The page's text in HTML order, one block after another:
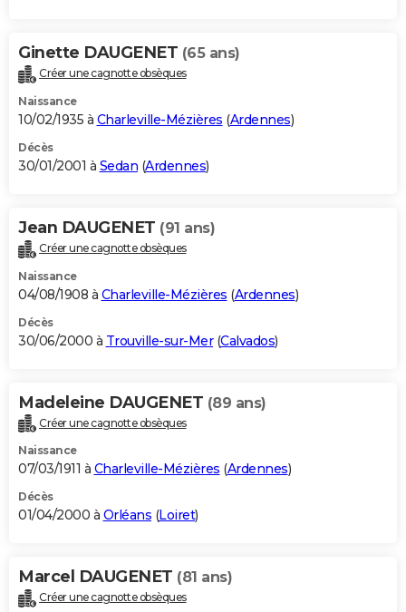
Ginette DAUGENET (65 ans)
Créer une cagnotte obsèques
Naissance
10/02/1935 à Charleville-Mézières (Ardennes)
Décès
30/01/2001 à Sedan (Ardennes)
Jean DAUGENET (91 ans)
Créer une cagnotte obsèques
Naissance
04/08/1908 à Charleville-Mézières (Ardennes)
Décès
30/06/2000 à Trouville-sur-Mer(Calvados)
Madeleine DAUGENET (89 ans)
Créer une cagnotte obsèques
Naissance
07/03/1911 à Charleville-Mézières (Ardennes)
Décès
01/04/2000 à Orléans (Loiret)
Marcel DAUGENET (81 ans)
Créer une cagnotte obsèques